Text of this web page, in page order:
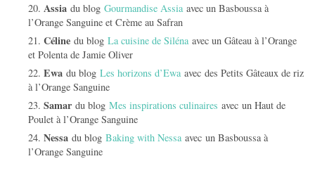
Assia du blog Gourmandise Assiaavec un Basboussa à
l’Orange Sanguine et Crème au Safran
Céline du blog La cuisine de Silénaavec un Gâteau à l’Orange
et Polenta de Jamie Oliver
Ewa du blog Les horizons d’Ewaavec des Petits Gâteaux de riz
à l’Orange Sanguine
Samar du blog Mes inspirations culinaires avec un Haut de
Poulet à l’Orange Sanguine
Nessa du blog Baking with Nessaavec un Basboussa à
l’Orange Sanguine